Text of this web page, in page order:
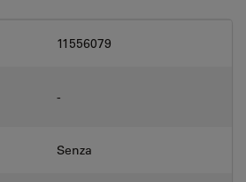
11556079
-
Senza